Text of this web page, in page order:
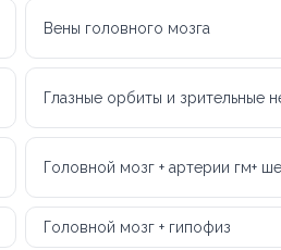
Вены головного мозга
Глазные орбиты и зрительные
Головной мозг + артерии гм+
Головной мозг + гипофиз